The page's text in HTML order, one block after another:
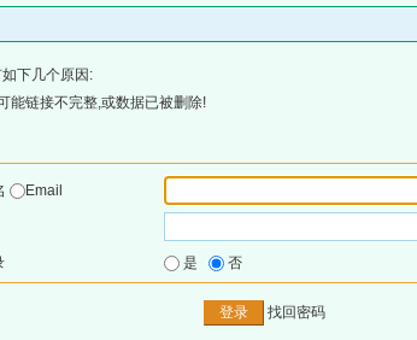
下几个原因:
能链接不完整,或数据已被删除!
Email
是 否
找回密码